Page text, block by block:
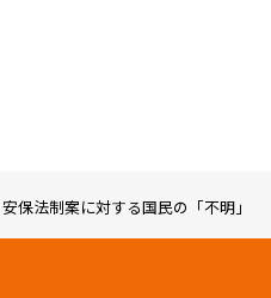
安保法制案に対する国民の「不明」